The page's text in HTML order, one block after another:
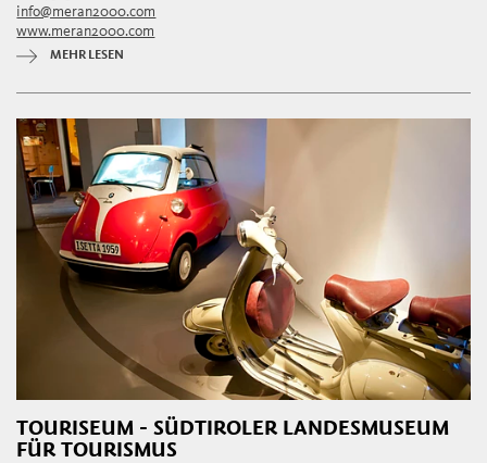
info@meran2000.com
www.meran2000.com
MEHR LESEN
TOURISEUM - SÜDTIROLER LANDESMUSEUM
FÜR TOURISMUS